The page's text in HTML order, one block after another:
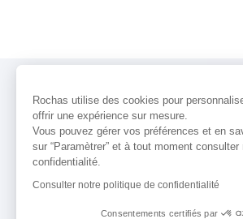
Rochas utilise des cookies pour
offrir une expérience sur mesure.
Vous pouvez gérer vos préférences et en
sur “Paramètrer” et à tout moment
confidentialité.
Consulter notre politique de confidentialité
Consentements certifiés par